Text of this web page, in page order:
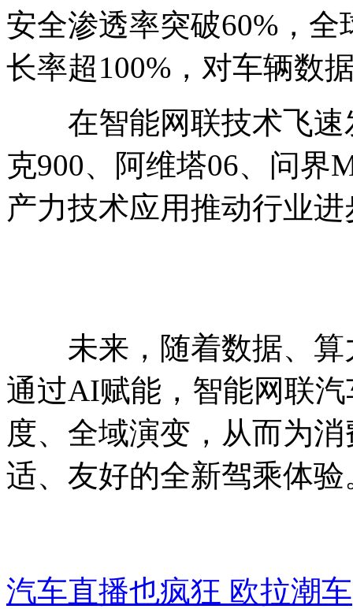
安全渗透率突破60%，
长率超100%，对车辆数
在智能网联技术飞速
克900、阿维塔06、问界
产力技术应用推动行业进
未来，随着数据、算
通过AI赋能，智能网联
度、全域演变，从而为
适、友好的全新驾乘体验
汽车直播也疯狂 欧拉潮车